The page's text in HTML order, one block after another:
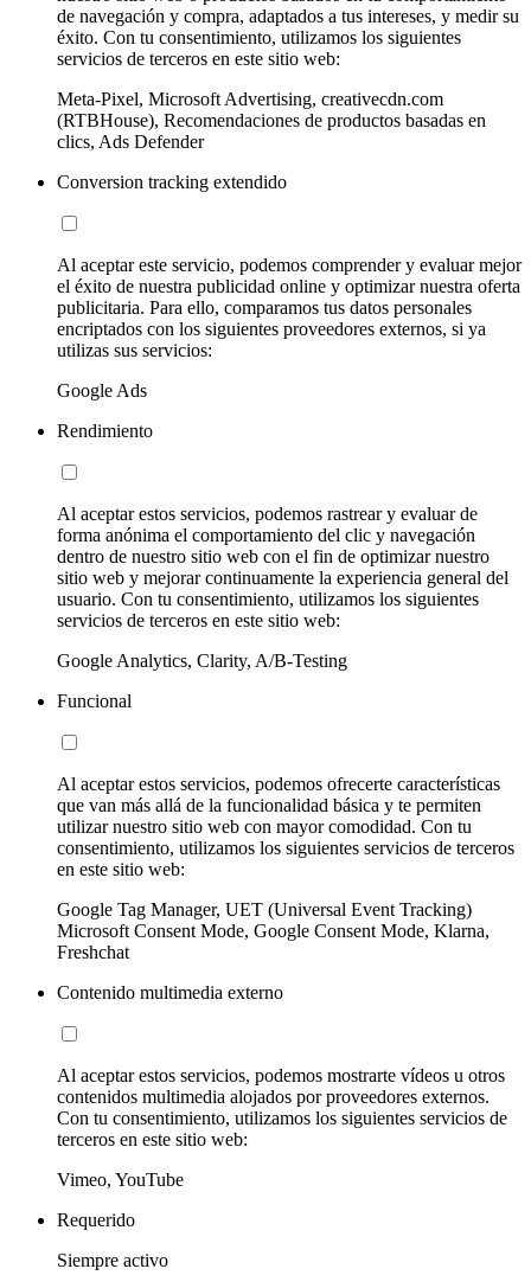
de navegación y compra, adaptados a tus intereses, y medir su
éxito. Con tu consentimiento, utilizamos los siguientes
servicios de terceros en este sitio web:
Meta-Pixel, Microsoft Advertising, creativecdn.com
(RTBHouse), Recomendaciones de productos basadas en
clics, Ads Defender
Conversion tracking extendido
Al aceptar este servicio, podemos comprender y evaluar mejor
el éxito de nuestra publicidad online y optimizar nuestra oferta
publicitaria. Para ello, comparamos tus datos personales
encriptados con los siguientes proveedores externos, si ya
utilizas sus servicios:
Google Ads
Rendimiento
Al aceptar estos servicios, podemos rastrear y evaluar de
forma anónima el comportamiento del clic y navegación
dentro de nuestro sitio web con el fin de optimizar nuestro
sitio web y mejorar continuamente la experiencia general del
usuario. Con tu consentimiento, utilizamos los siguientes
servicios de terceros en este sitio web:
Google Analytics, Clarity, A/B-Testing
Funcional
Al aceptar estos servicios, podemos ofrecerte características
que van más allá de la funcionalidad básica y te permiten
utilizar nuestro sitio web con mayor comodidad. Con tu
consentimiento, utilizamos los siguientes servicios de terceros
en este sitio web:
Google Tag Manager, UET (Universal Event Tracking)
Microsoft Consent Mode, Google Consent Mode, Klarna,
Freshchat
Contenido multimedia externo
Al aceptar estos servicios, podemos mostrarte vídeos u otros
contenidos multimedia alojados por proveedores externos.
Con tu consentimiento, utilizamos los siguientes servicios de
terceros en este sitio web:
Vimeo, YouTube
Requerido
Siempre activo